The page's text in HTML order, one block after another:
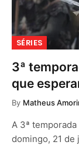
SÉRIES
3ª
que
By Matheus
A 3ª
domingo, 21 de